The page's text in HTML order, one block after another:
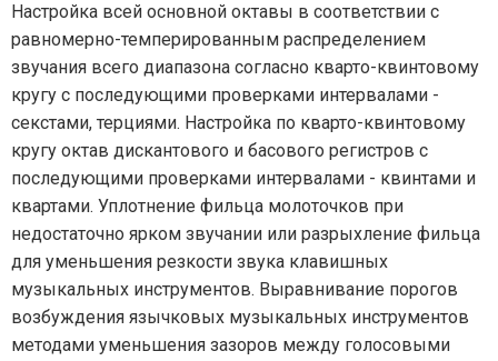
Настройка всей основной октавы в соответствии с
равномерно-темперированным распределением
звучания всего диапазона согласно кварто-квинтовому
кругу с последующими проверками интервалами -
секстами, терциями. Настройка по кварто-квинтовому
кругу октав дискантового и басового регистров с
последующими проверками интервалами - квинтами и
квартами. Уплотнение фильца молоточков при
недостаточно ярком звучании или разрыхление фильца
для уменьшения резкости звука клавишных
музыкальных инструментов. Выравнивание порогов
возбуждения язычковых музыкальных инструментов
методами уменьшения зазоров между голосовыми